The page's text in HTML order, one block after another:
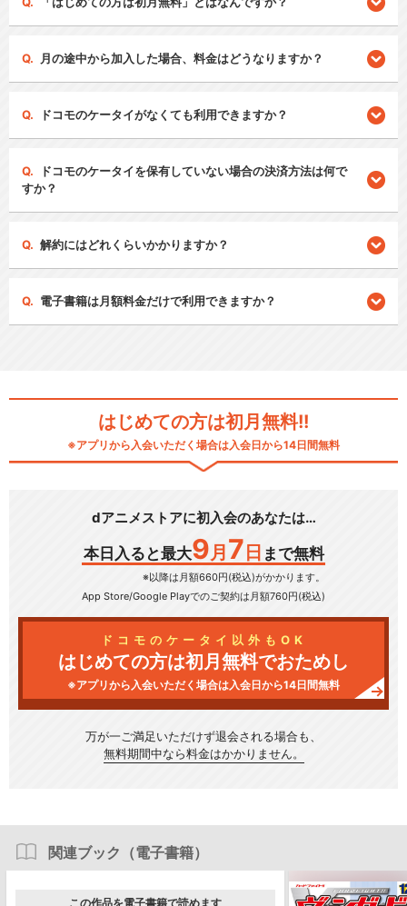
月の途中から加入した場合、料金はどうなりますか？
ドコモのケータイがなくても利用できますか？
ドコモのケータイを保有していない場合の決済方法は何で
すか？
解約にはどれくらいかかりますか？
電子書籍は月額料金だけで利用できますか？
はじめての方は初月無料!!
※アプリから入会いただく場合は入会日から14日間無料
dアニメストアに初入会のあなたは…
本日入ると最大9 月 7 日 まで無料
※以降は月額660円(税込)がかかります。
App Store/Google Playでのご契約は月額760円(税込)
ドコモのケータイ以外もOK
はじめての方は初月無料でおためし
※アプリから入会いただく場合は入会日から14日間無料
万が一ご満足いただけず退会される場合も、
無料期間中なら料金はかかりません。
関連ブック（電子書籍）
この作品を電子書籍で読めます